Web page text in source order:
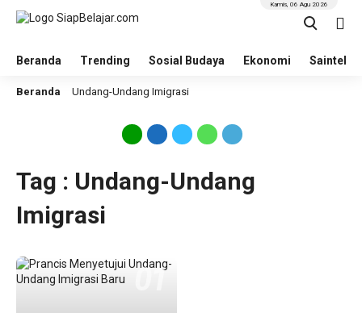
Beranda Trending Sosial Budaya Ekonomi Saintek
Kamis, 06 Agu 2026
Beranda Undang-Undang Imigrasi
Tag : Undang-Undang
Imigrasi